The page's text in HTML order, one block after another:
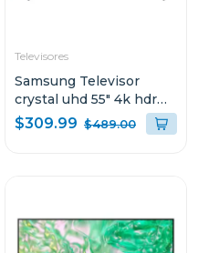
Televisores
Samsung Televisor
crystal uhd 55" 4k hdr
procesador crystal 4k
purcolor airslim smart tv
$309.99 $489.00